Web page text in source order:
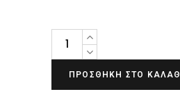
3ME
FREELIMIX
ΚΑΣΤΑΝΟ
ΠΡΟΣΘΉΚΗ ΣΤΟ ΚΑΛΆΘΙ